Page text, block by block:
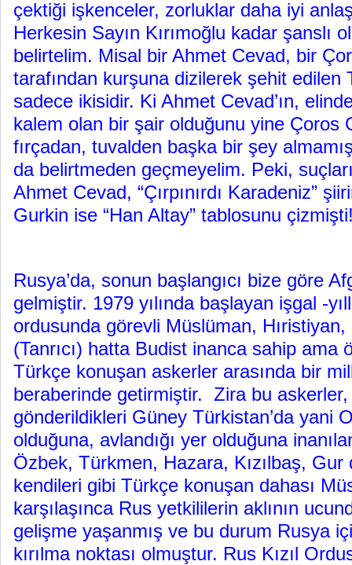
çektiği işkenceler, zorluklar daha iyi
Herkesin Sayın Kırımoğlu kadar şanslı
belirtelim. Misal bir Ahmet Cevad, bir
tarafından kurşuna dizilerek şehit edilen
sadece ikisidir. Ki Ahmet Cevad’ın,
kalem olan bir şair olduğunu yine Çoros
fırçadan, tuvalden başka bir şey
da belirtmeden geçmeyelim. Peki,
Ahmet Cevad, “Çırpınırdı Karadeniz”
Gurkin ise “Han Altay” tablosunu
Rusya’da, sonun başlangıcı bize göre
gelmiştir. 1979 yılında başlayan işgal -
ordusunda görevli Müslüman,
(Tanrıcı) hatta Budist inanca sahip ama
Türkçe konuşan askerler arasında bir
beraberinde getirmiştir. Zira bu
gönderildikleri Güney Türkistan’da yani
olduğuna, avlandığı yer olduğuna
Özbek, Türkmen, Hazara, Kızılbaş, Gur
kendileri gibi Türkçe konuşan dahası
karşılaşınca Rus yetkililerin aklının
gelişme yaşanmış ve bu durum Rusya
kırılma noktası olmuştur. Rus Kızıl